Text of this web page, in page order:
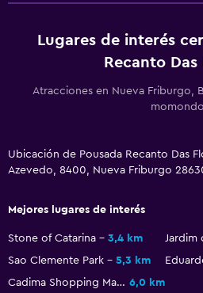
Lugares de interés
Recanto Das
Atracciones en Nueva Friburgo,
momondo
Ubicación de Pousada Recanto Das
Azevedo, 8400, Nueva Friburgo
Mejores lugares de interés
Stone of Catarina 3,4 km Jardim
Sao Clemente Park
5,3 km
Cadima Shopping Mall 6,0 km